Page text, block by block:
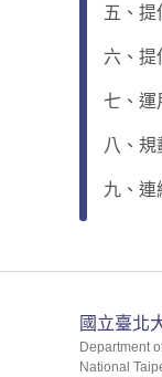
五、提
六、提
七、運
八、
九、連
:::
國立臺北
Department
National